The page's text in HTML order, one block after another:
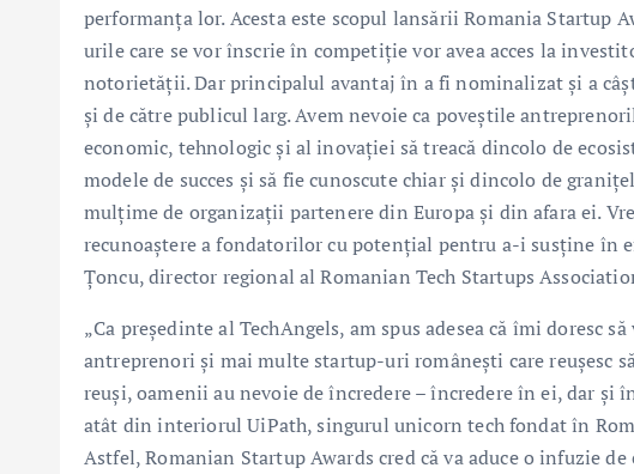
performanța lor. Acesta este scopul lansării Romania Startup
urile care se vor înscrie în competiție vor avea acces la
notorietății. Dar principalul avantaj în a fi nominalizat și a
și de către publicul larg. Avem nevoie ca poveștile
economic, tehnologic și al inovației să treacă dincolo de
modele de succes și să fie cunoscute chiar și dincolo de
mulțime de organizații partenere din Europa și din afara ei.
recunoaștere a fondatorilor cu potențial pentru a-i susține în
Țoncu, director regional al Romanian Tech Startups
„Ca președinte al TechAngels, am spus adesea că îmi doresc
antreprenori și mai multe startup-uri românești care reușesc
reuși, oamenii au nevoie de încredere – încredere în ei, dar și
atât din interiorul UiPath, singurul unicorn tech fondat în
Astfel, Romanian Startup Awards cred că va aduce o infuzie